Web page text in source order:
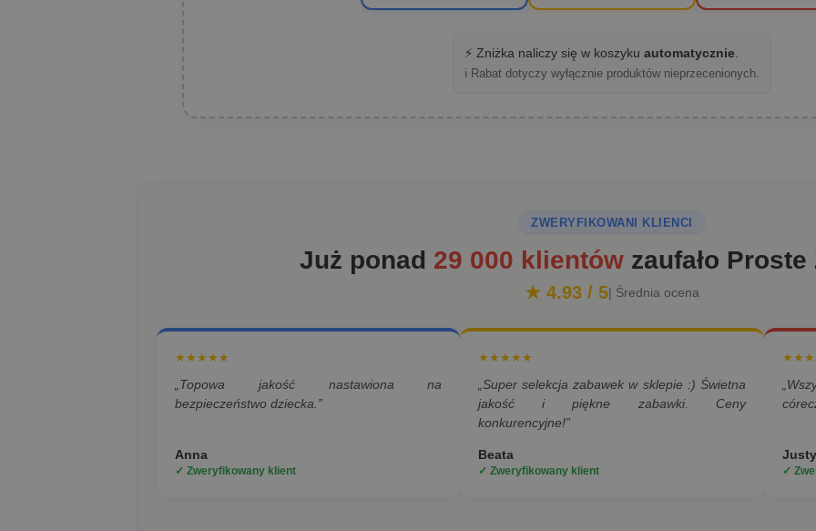
⚡ Zniżka naliczy się w koszyku automatycznie.
ℹ️ Rabat dotyczy wyłącznie produktów nieprzecenionych.
ZWERYFIKOWANI KLIENCI
Już ponad 29 000 klientów zaufało
★ 4.93 / 5| Średnia ocena
★★★★★
„Topowa jakość nastawiona na
bezpieczeństwo dziecka.”
Anna
✓ Zweryfikowany klient
★★★★★
„Super selekcja zabawek w sklepie :) Świetna
jakość i piękne zabawki. Ceny
konkurencyjne!”
Beata
✓ Zweryfikowany klient ✓